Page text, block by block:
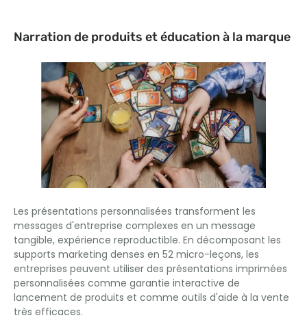
Narration de produits et éducation à la marque
Les présentations personnalisées transforment les
messages d'entreprise complexes en un message
tangible, expérience reproductible. En décomposant les
supports marketing denses en 52 micro-leçons, les
entreprises peuvent utiliser des présentations imprimées
personnalisées comme garantie interactive de
lancement de produits et comme outils d'aide à la vente
très efficaces.